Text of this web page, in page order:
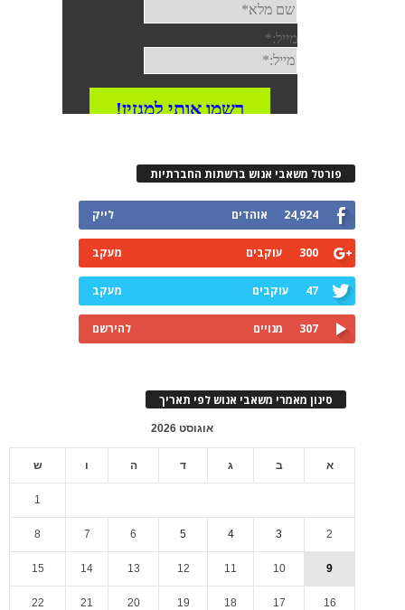
פורטל משאבי אנוש ברשתות החברתיות
24,924 אוהדים לייק
300 עוקבים מעקב
47 עוקבים מעקב
307 מנויים להירשם
סינון מאמרי משאבי אנוש לפי תאריך
אוגוסט 2026
א ב ג ד ה ו ש
1
2
3
4
5
6
7
8
9
10
11
12
13
14
15
16
17
18
19
20
21
22